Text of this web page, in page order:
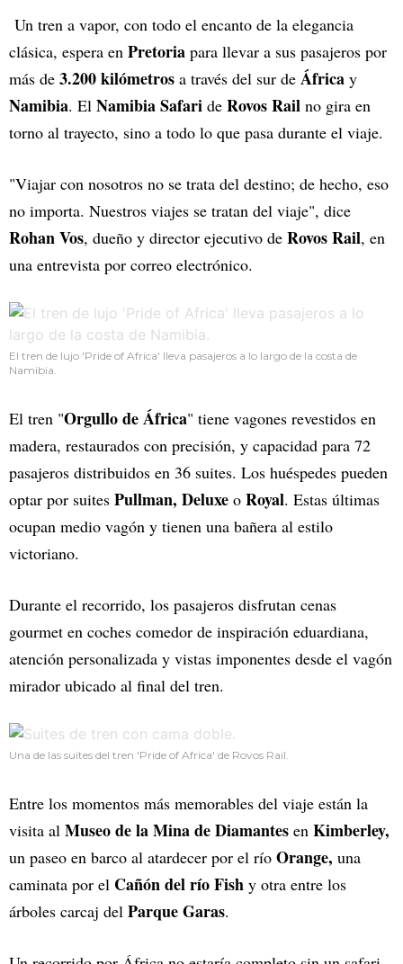
Un tren a vapor, con todo el encanto de la elegancia
clásica, espera en Pretoria para llevar a sus pasajeros por
más de 3.200 kilómetros a través del sur de África y
Namibia. El Namibia Safari de Rovos Rail no gira en
torno al trayecto, sino a todo lo que pasa durante el viaje.
"Viajar con nosotros no se trata del destino; de hecho, eso
no importa. Nuestros viajes se tratan del viaje", dice
Rohan Vos, dueño y director ejecutivo de Rovos Rail, en
una entrevista por correo electrónico.
El tren de lujo 'Pride of Africa' lleva pasajeros a lo largo de la costa de
Namibia.
El tren "Orgullo de África" tiene vagones revestidos en
madera, restaurados con precisión, y capacidad para 72
pasajeros distribuidos en 36 suites. Los huéspedes pueden
optar por suites Pullman, Deluxe o Royal. Estas últimas
ocupan medio vagón y tienen una bañera al estilo
victoriano.
Durante el recorrido, los pasajeros disfrutan cenas
gourmet en coches comedor de inspiración eduardiana,
atención personalizada y vistas imponentes desde el vagón
mirador ubicado al final del tren.
Una de las suites del tren 'Pride of Africa' de Rovos Rail.
Entre los momentos más memorables del viaje están la
visita al Museo de la Mina de Diamantes en Kimberley,
un paseo en barco al atardecer por el río Orange, una
caminata por el Cañón del río Fish y otra entre los
árboles carcaj del Parque Garas.